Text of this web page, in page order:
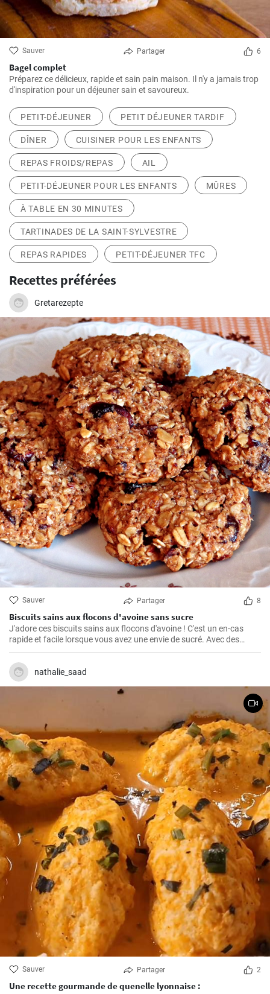
Sauver Partager 6
Bagel complet
Préparez ce délicieux, rapide et sain pain maison. Il n'y a jamais trop
d'inspiration pour un déjeuner sain et savoureux.
PETIT-DÉJEUNER PETIT DÉJEUNER TARDIF
DÎNER CUISINER POUR LES ENFANTS
REPAS FROIDS/REPAS AIL
PETIT-DÉJEUNER POUR LES ENFANTS MÛRES
À TABLE EN 30 MINUTES
TARTINADES DE LA SAINT-SYLVESTRE
REPAS RAPIDES PETIT-DÉJEUNER TFC
Recettes préférées
Gretarezepte
Sauver Partager 8
Biscuits sains aux flocons d'avoine sans sucre
J'adore ces biscuits sains aux flocons d'avoine ! C'est un en-cas
rapide et facile lorsque vous avez une envie de sucré. Avec des
ingrédients naturels et sans sucre, ils ont un goût merveilleux. Grâce
à mon expérience personnelle avec cette recette, j'ai trouvé quelques
conseils et astuces utiles pour les rendre parfaits.
nathalie_saad
Sauver Partager 2
Une recette gourmande de quenelle lyonnaise :